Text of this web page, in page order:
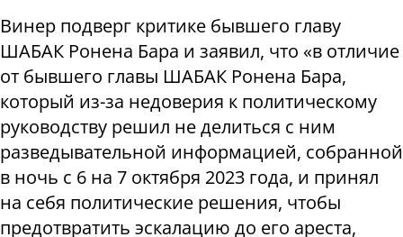
Винер подверг критике бывшего главу
ШАБАК Ронена Бара и заявил, что «в отличие
от бывшего главы ШАБАК Ронена Бара,
который из-за недоверия к политическому
руководству решил не делиться с ним
разведывательной информацией, собранной
в ночь с 6 на 7 октября 2023 года, и принял
на себя политические решения, чтобы
предотвратить эскалацию до его ареста,